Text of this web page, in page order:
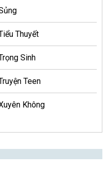
Thuyết
Sinh
Teen
Không